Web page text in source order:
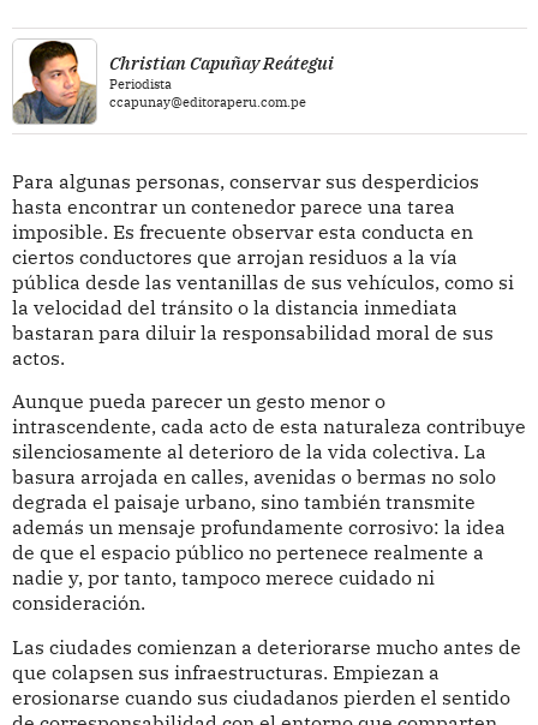
Christian Capuñay Reátegui
Periodista
ccapunay@editoraperu.com.pe
Para algunas personas, conservar sus desperdicios
hasta encontrar un contenedor parece una tarea
imposible. Es frecuente observar esta conducta en
ciertos conductores que arrojan residuos a la vía
pública desde las ventanillas de sus vehículos, como si
la velocidad del tránsito o la distancia inmediata
bastaran para diluir la responsabilidad moral de sus
actos.
Aunque pueda parecer un gesto menor o
intrascendente, cada acto de esta naturaleza contribuye
silenciosamente al deterioro de la vida colectiva. La
basura arrojada en calles, avenidas o bermas no solo
degrada el paisaje urbano, sino también transmite
además un mensaje profundamente corrosivo: la idea
de que el espacio público no pertenece realmente a
nadie y, por tanto, tampoco merece cuidado ni
consideración.
Las ciudades comienzan a deteriorarse mucho antes de
que colapsen sus infraestructuras. Empiezan a
erosionarse cuando sus ciudadanos pierden el sentido